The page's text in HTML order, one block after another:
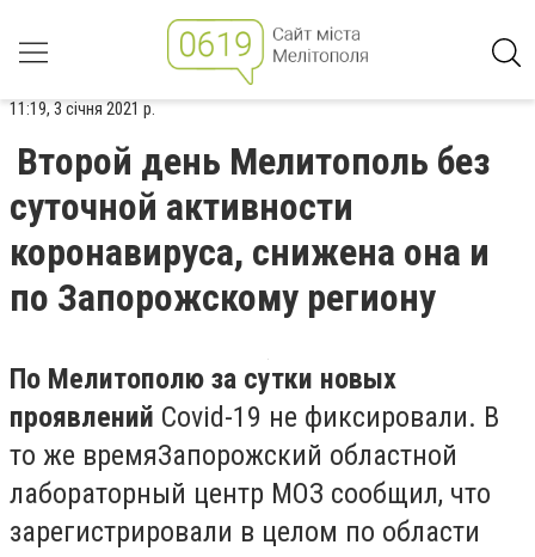
11:19, 3 січня 2021 р.
Второй день Мелитополь без
суточной активности
коронавируса, снижена она и
по Запорожскому региону
По Мелитополю за сутки новых
проявлений Covid-19 не фиксировали. В
то же времяЗапорожский областной
лабораторный центр МОЗ сообщил, что
зарегистрировали в целом по области